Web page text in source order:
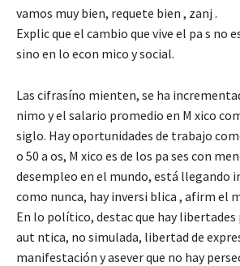
vamos muy bien, requete bien , zanj .
Explic que el cambio que vive el pa s no
sino en lo econ mico y social.
Las cifrasíno mienten, se ha
nimo y el salario promedio en M xico
siglo. Hay oportunidades de trabajo
o 50 a os, M xico es de los pa ses con
desempleo en el mundo, está llegando
como nunca, hay inversi blica , afirm el
En lo político, destac que hay libertades
aut ntica, no simulada, libertad de
manifestación y asever que no hay